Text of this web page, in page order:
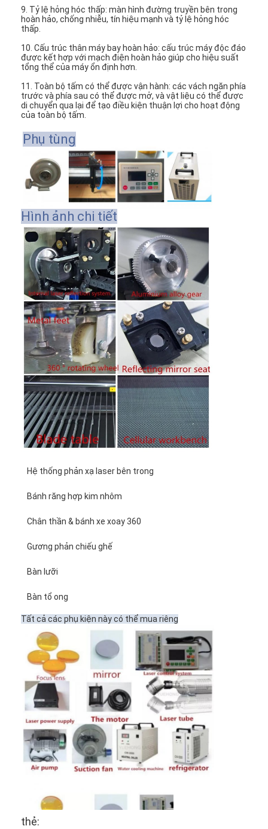
Các sản phẩm
Video
Về chúng tôi
Tham quan nhà máy
Kiểm soát chất lượng
Liên hệ chúng tôi
Tin tức
Các trường hợp
Máy cắt Laser
Thép cắt Rule
Die cắt tiêu hao
Die cắt Thiết bị
Máy tự động Bender
Máy ép công nghiệp
Sách Making Machine
Máy đóng gói tự động
Máy in tự động
Thiết bị báo bài viết
Thiết bị báo trước
Vật tư tiêu hao khác
Túi giấy Forming Machine
9. Tỷ lệ hỏng hóc thấp: màn hình đường truyền bên trong
hoàn hảo, chống nhiễu, tín hiệu mạnh và tỷ lệ hỏng hóc
thấp.
10. Cấu trúc thân máy bay hoàn hảo: cấu trúc máy độc đáo
được kết hợp với mạch điện hoàn hảo giúp cho hiệu suất
tổng thể của máy ổn định hơn.
11. Toàn bộ tấm có thể được vận hành: các vách ngăn phía
trước và phía sau có thể được mở, và vật liệu có thể được
di chuyển qua lại để tạo điều kiện thuận lợi cho hoạt động
của toàn bộ tấm.
Phụ tùng
Hình ảnh chi tiết
Hệ thống phản xạ laser bên trong
Bánh răng hợp kim nhôm
Chân thần & bánh xe xoay 360
Gương phản chiếu ghế
Bàn lưỡi
Bàn tổ ong
Tất cả các phụ kiện này có thể mua riêng
thẻ: